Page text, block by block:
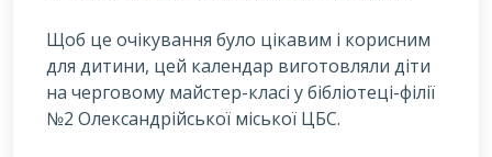
Щоб це очікування було цікавим і корисним
для дитини, цей календар виготовляли діти
на черговому майстер-класі у бібліотеці-філії
№2 Олександрійської міської ЦБС.